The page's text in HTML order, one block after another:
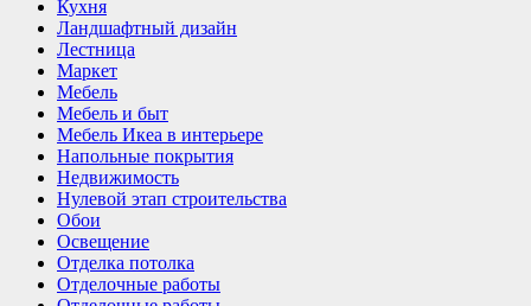
Кухня
Ландшафтный дизайн
Лестница
Маркет
Мебель
Мебель и быт
Мебель Икеа в интерьере
Напольные покрытия
Недвижимость
Нулевой этап строительства
Обои
Освещение
Отделка потолка
Отделочные работы